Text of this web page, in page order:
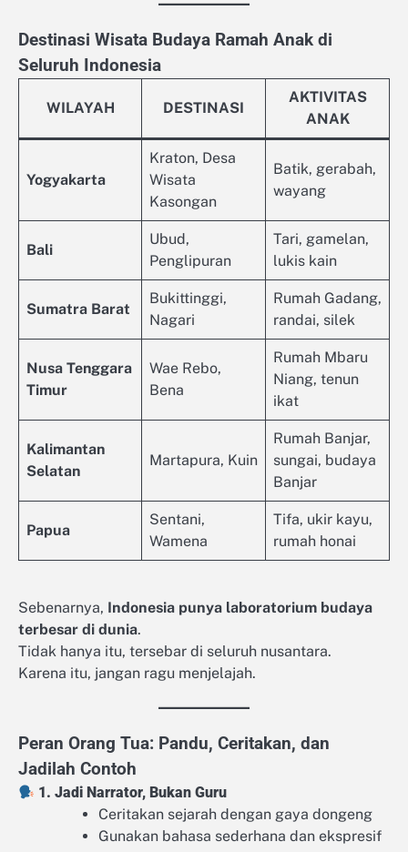
Destinasi Wisata Budaya Ramah Anak di
Seluruh Indonesia
WILAYAH DESTINASI
AKTIVITAS
ANAK
Yogyakarta
Kraton, Desa
Wisata
Kasongan
Batik, gerabah,
wayang
Bali
Ubud,
Penglipuran
Tari, gamelan,
lukis kain
Sumatra Barat
Bukittinggi,
Nagari
Rumah Gadang,
randai, silek
Nusa Tenggara
Timur
Wae Rebo,
Bena
Rumah Mbaru
Niang, tenun
ikat
Kalimantan
Selatan
Martapura, Kuin
Rumah Banjar,
sungai, budaya
Banjar
Papua
Sentani,
Wamena
Tifa, ukir kayu,
rumah honai
Sebenarnya, Indonesia punya laboratorium budaya
terbesar di dunia.
Tidak hanya itu, tersebar di seluruh nusantara.
Karena itu, jangan ragu menjelajah.
Peran Orang Tua: Pandu, Ceritakan, dan
Jadilah Contoh
1. Jadi Narrator, Bukan Guru
Ceritakan sejarah dengan gaya dongeng
Gunakan bahasa sederhana dan ekspresif